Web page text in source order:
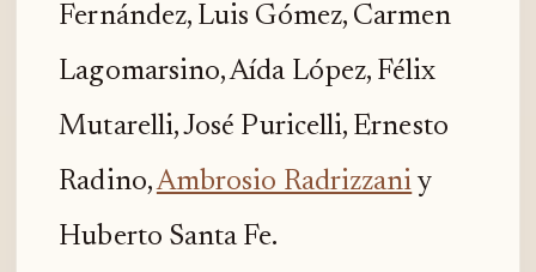
Fernández, Luis Gómez, Carmen
Lagomarsino, Aída López, Félix
Mutarelli, José Puricelli, Ernesto
Radino,Ambrosio Radrizzani y
Huberto Santa Fe.